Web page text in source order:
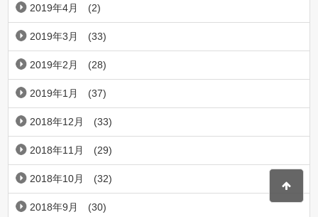
2019年4月 (2)
2019年3月 (33)
2019年2月 (28)
2019年1月 (37)
2018年12月 (33)
2018年11月 (29)
2018年10月 (32)
2018年9月 (30)